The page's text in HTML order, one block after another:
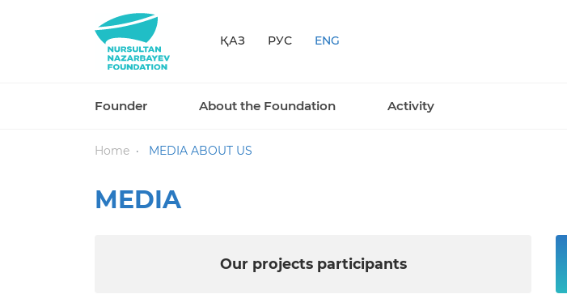
ҚАЗ РУС ENG
Founder About the Foundation Activity
Home MEDIA ABOUT US
MEDIA
Our projects participants